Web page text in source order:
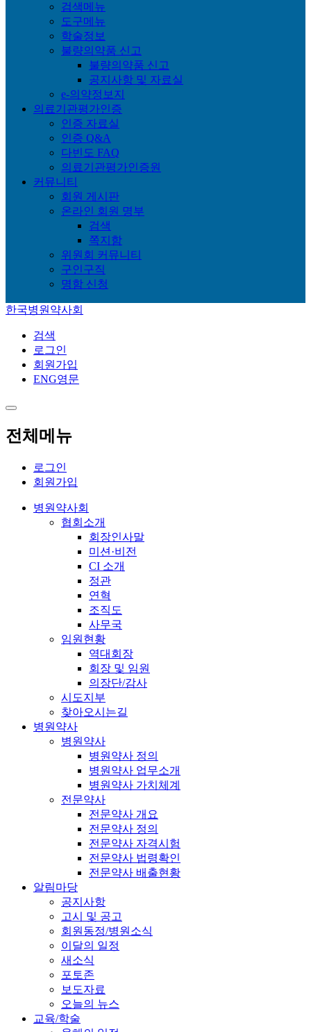
검색메뉴
도구메뉴
학술정보
불량의약품 신고
불량의약품 신고
공지사항 및 자료실
e-의약정보지
의료기관평가인증
인증 자료실
인증 Q&A
다빈도 FAQ
의료기관평가인증원
커뮤니티
회원 게시판
온라인 회원 명부
검색
쪽지함
위원회 커뮤니티
구인구직
명함 신청
한국병원약사회
검색
로그인
회원가입
ENG영문
전체메뉴
로그인
회원가입
병원약사회
협회소개
회장인사말
미션·비전
CI 소개
정관
연혁
조직도
사무국
임원현황
역대회장
회장 및 임원
의장단/감사
시도지부
찾아오시는길
병원약사
병원약사
병원약사 정의
병원약사 업무소개
병원약사 가치체계
전문약사
전문약사 개요
전문약사 정의
전문약사 자격시험
전문약사 법령확인
전문약사 배출현황
알림마당
공지사항
고시 및 공고
회원동정/병원소식
이달의 일정
새소식
포토존
보도자료
오늘의 뉴스
교육/학술